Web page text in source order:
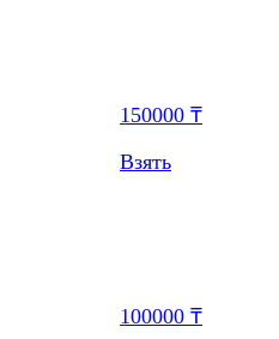
150000 ₸
Взять
100000 ₸